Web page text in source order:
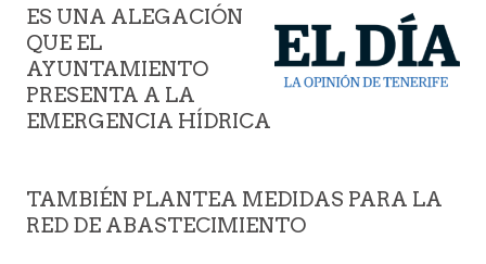
ES UNA ALEGACIÓN
QUE EL
AYUNTAMIENTO
PRESENTA A LA
EMERGENCIA HÍDRICA
TAMBIÉN PLANTEA MEDIDAS PARA LA
RED DE ABASTECIMIENTO